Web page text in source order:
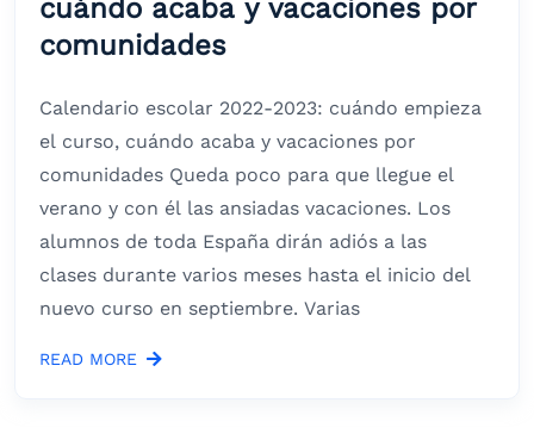
cuándo acaba y vacaciones por
comunidades
Calendario escolar 2022-2023: cuándo empieza
el curso, cuándo acaba y vacaciones por
comunidades Queda poco para que llegue el
verano y con él las ansiadas vacaciones. Los
alumnos de toda España dirán adiós a las
clases durante varios meses hasta el inicio del
nuevo curso en septiembre. Varias
READ MORE